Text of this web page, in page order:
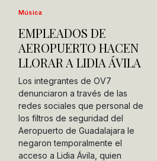
Música
EMPLEADOS DE
AEROPUERTO HACEN
LLORAR A LIDIA ÁVILA
Los integrantes de OV7
denunciaron a través de las
redes sociales que personal de
los filtros de seguridad del
Aeropuerto de Guadalajara le
negaron temporalmente el
acceso a Lidia Ávila, quien